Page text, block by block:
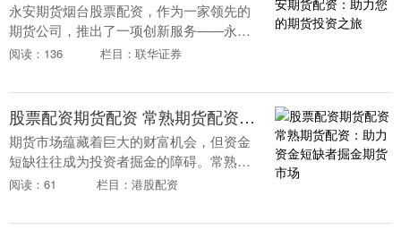
永安期货烟台股票配资，作为一家领先的
期货公司，推出了一项创新服务——永安
期货配资，旨在为期货投资者提供资金支
过放大....
阅读：136 栏目：联华证券
股票配资期货配资 常熟期货配资：助力资金短缺者掘金期货市场
期货市场蕴藏着巨大的财富机会，但资金
短缺往往成为投资者掘金的障碍。常熟期
货配资应运而生，为资金不足的投资者提
遇。 **2. 融....
阅读：61 栏目：港股配资